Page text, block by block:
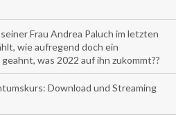
Frau Andrea Paluch im letzten
wie aufregend doch ein
was 2022 auf ihn zukommt??
Download und Streaming